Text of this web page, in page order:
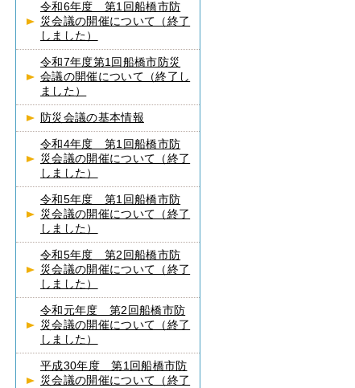
令和6年度 第1回船橋市防
災会議の開催について（終了
しました）
令和7年度第1回船橋市防災
会議の開催について（終了し
ました）
防災会議の基本情報
令和4年度 第1回船橋市防
災会議の開催について（終了
しました）
令和5年度 第1回船橋市防
災会議の開催について（終了
しました）
令和5年度 第2回船橋市防
災会議の開催について（終了
しました）
令和元年度 第2回船橋市防
災会議の開催について（終了
しました）
平成30年度 第1回船橋市防
災会議の開催について（終了